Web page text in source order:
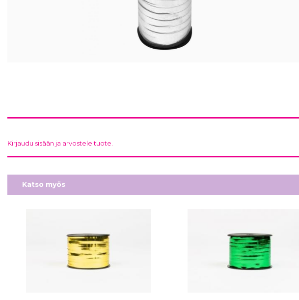
Kirjaudu sisään ja arvostele tuote.
Katso myös